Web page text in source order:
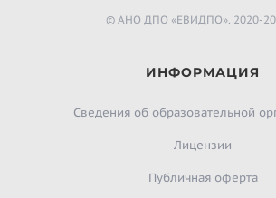
© АНО ДПО «ЕВИДПО». 2020-
ИНФОРМАЦИЯ
Сведения об образовательной
Лицензии
Публичная оферта